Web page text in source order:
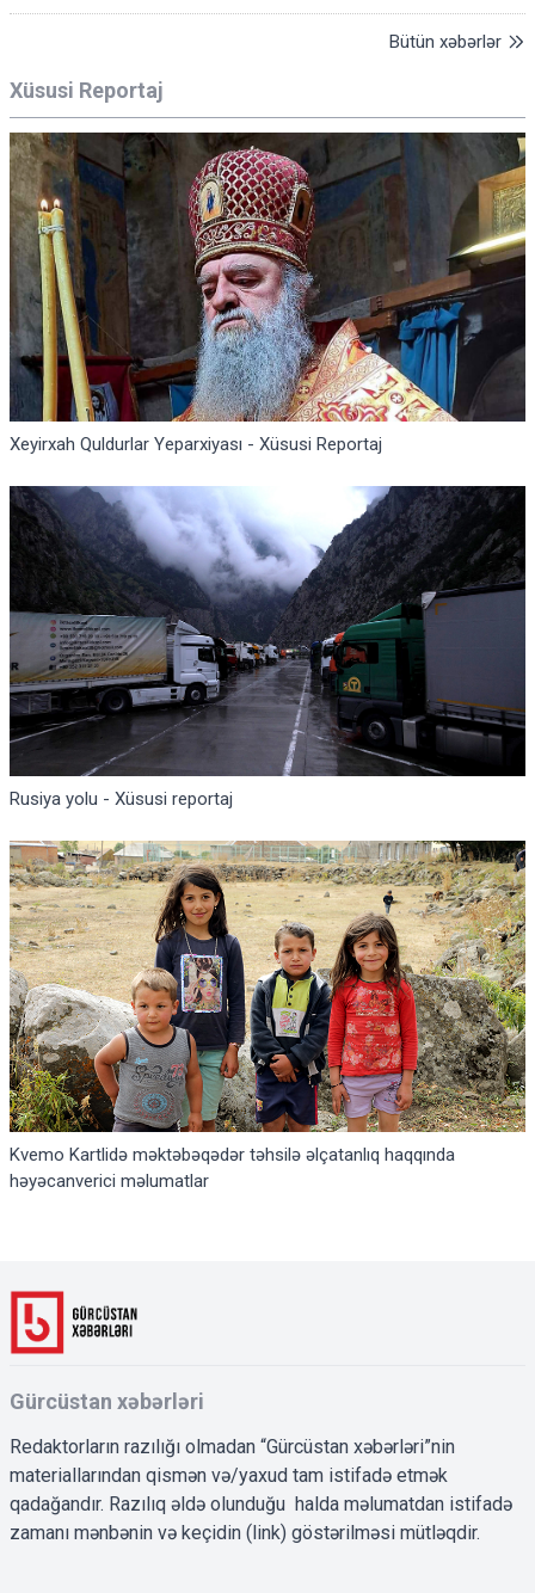
Bütün xəbərlər
Xüsusi Reportaj
Xeyirxah Quldurlar Yeparxiyası - Xüsusi Reportaj
Rusiya yolu - Xüsusi reportaj
Kvemo Kartlidə məktəbəqədər təhsilə əlçatanlıq haqqında
həyəcanverici məlumatlar
Gürcüstan xəbərləri
Redaktorların razılığı olmadan “Gürcüstan xəbərləri”nin
materiallarından qismən və/yaxud tam istifadə etmək
qadağandır. Razılıq əldə olunduğu halda məlumatdan istifadə
zamanı mənbənin və keçidin (link) göstərilməsi mütləqdir.